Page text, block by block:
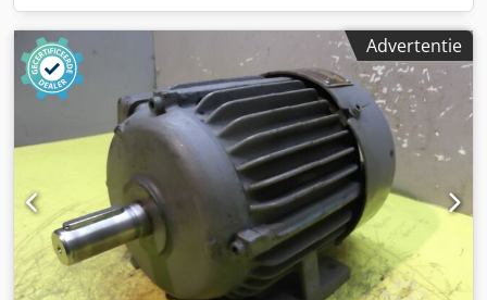
Advertentie